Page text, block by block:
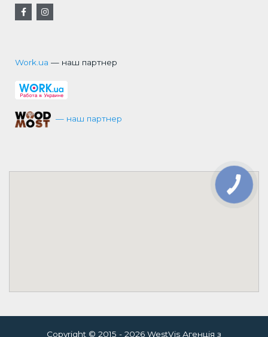
Work.ua — наш партнер
— наш партнер
Copyright © 2015 - 2026 WestVis Агенція з
КНОПКА
ЗВ'ЯЗКУ